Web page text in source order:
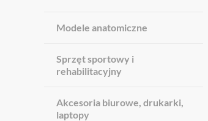
Modele anatomiczne
Sprzęt sportowy i
rehabilitacyjny
Akcesoria biurowe, drukarki,
laptopy